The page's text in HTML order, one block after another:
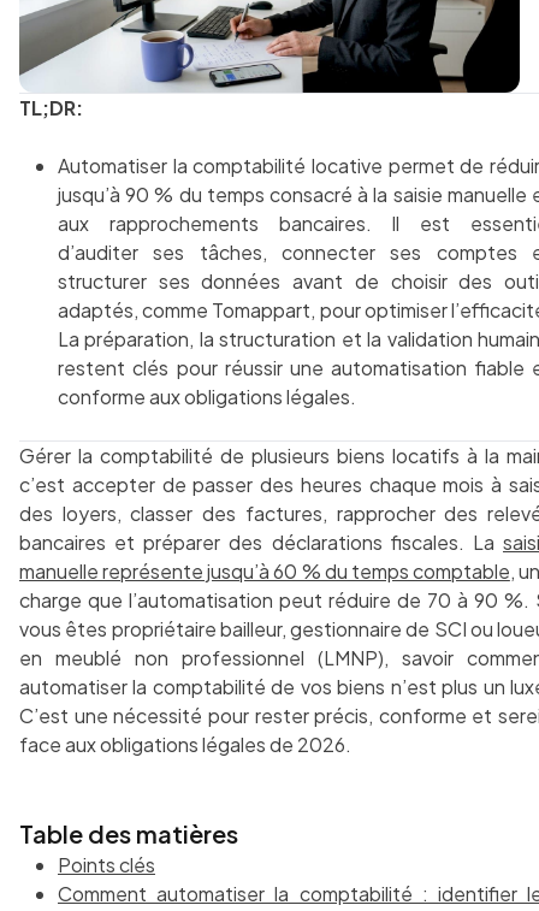
TL;DR:
Automatiser la comptabilité locative permet de
jusqu’à 90 % du temps consacré à la saisie manuelle
aux rapprochements bancaires. Il est
d’auditer ses tâches, connecter ses comptes
structurer ses données avant de choisir des
adaptés, comme Tomappart, pour optimiser
La préparation, la structuration et la validation
restent clés pour réussir une automatisation fiable
conforme aux obligations légales.
Gérer la comptabilité de plusieurs biens locatifs à la
c’est accepter de passer des heures chaque mois à
des loyers, classer des factures, rapprocher des
bancaires et préparer des déclarations fiscales. La
manuelle représente jusqu’à 60 % du temps comptable,
charge que l’automatisation peut réduire de 70 à 90 %.
vous êtes propriétaire bailleur, gestionnaire de SCI ou
en meublé non professionnel (LMNP), savoir
automatiser la comptabilité de vos biens n’est plus un
C’est une nécessité pour rester précis, conforme et
face aux obligations légales de 2026.
Table des matières
Points clés
Comment automatiser la comptabilité : identifier